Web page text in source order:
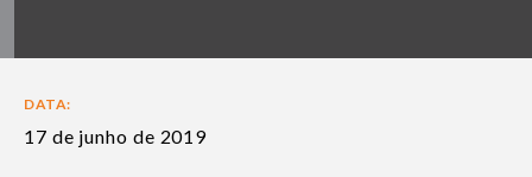
DATA:
17 de junho de 2019